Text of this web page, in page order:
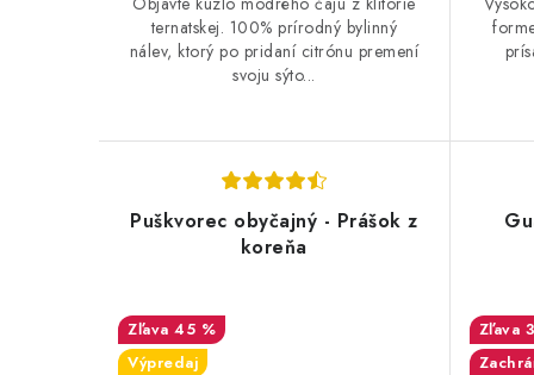
ternatskej. 100% prírodný bylinný
nálev, ktorý po pridaní citrónu premení
svoju sýto...
Puškvorec obyčajný - Prášok z
koreňa
45 %
Výpredaj